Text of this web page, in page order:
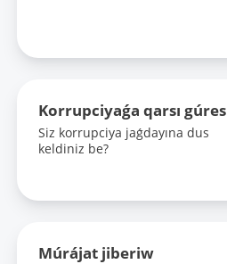
Korrupciyaǵa qarsı gúres
Siz korrupciya jaǵdayına dus
keldiniz be?
Múrájat jiberiw